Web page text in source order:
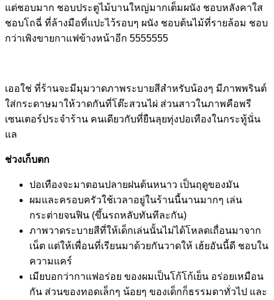
แต่ชอบมาก ชอบประตูไม้บานใหญ่มากเต็มผนัง ชอบหลังคาใส
ชอบโถฉี่ ที่ล้างมือที่แปะไว้รอบๆ ผนัง ชอบต้นไม้ที่รายล้อม ชอบ
กว่าเพิงขายกาแฟข้างหน้าอีก 5555555
เออใช่ ที่ร้านจะมีมุมวาดภาพระบายสีสำหรับน้องๆ มีภาพพรินต์
ใส่กระดาษมาให้วาดกันที่โต๊ะสวนไผ่ ส่วนสาวในภาพคือพรี
เซนเตอร์ประจำร้าน คนเดียวกับที่ยืนลุยทุ่งปอเทืองในกระทู้นั่น
แล
ช่วงเก็บตก
ปอเทืองจะมาตอนปลายฝนต้นหนาว เป็นฤดูของมัน
ผมและครอบครัวใช้เวลาอยู่ในร้านนี้นานมากๆ เล่น
กระต่ายจนฟิน (ขึ้นรถหลับทันทีละกัน)
ภาพวาดระบายสีที่ให้เด็กเล่นนั้นไม่ได้โหลดเถื่อนมาจาก
เน็ต แต่ให้เพื่อนที่เรียนมาด้วยกันวาดให้ เฮ้ยอันนี้ดี ชอบใน
ความแคร์
เมียบอกว่ากาแฟอร่อย ของผมเป็นโก้โก้เย็น อร่อยเหมือน
กัน ส่วนของทอดเล็กๆ น้อยๆ ของเด็กก็ธรรมดาทั่วไป และ